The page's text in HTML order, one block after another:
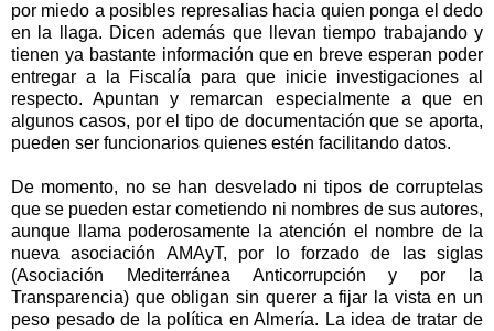
por miedo a posibles represalias hacia quien ponga el dedo
en la llaga. Dicen además que llevan tiempo trabajando y
tienen ya bastante información que en breve esperan poder
entregar a
la Fiscalía para que inicie investigaciones al
respecto. Apuntan y remarcan especialmente a que en
algunos casos, por el tipo de documentación que se aporta,
pueden ser funcionarios quienes estén facilitando datos.
De momento, no se han desvelado ni tipos de corruptelas
que se pueden estar cometiendo ni nombres de sus autores,
aunque llama poderosamente la atención el nombre de la
nueva asociación AMAyT, por lo forzado de las siglas
(Asociación Mediterránea Anticorrupción y por
la
Transparencia) que obligan sin querer a fijar la vista en un
peso pesado de la política en Almería. La idea de tratar de